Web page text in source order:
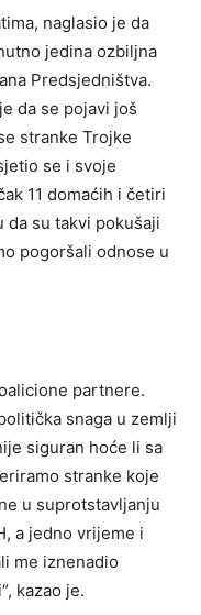
naglasio je da
jedina ozbiljna
Predsjedništva.
da se pojavi još
stranke Trojke
se i svoje
11 domaćih i četiri
da su takvi pokušaji
pogoršali odnose u
partnere.
snaga u zemlji
siguran hoće li sa
stranke koje
u suprotstavljanju
a jedno vrijeme i
me iznenadio
kazao je.